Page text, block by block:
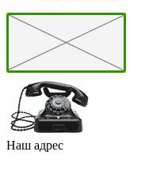
Наш адрес